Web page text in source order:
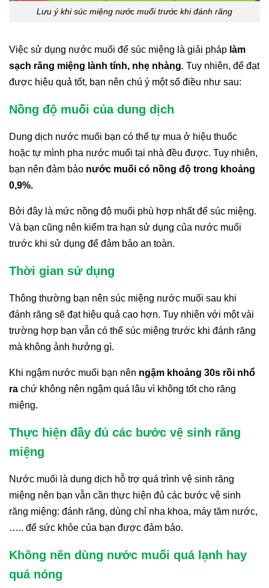
Lưu ý khi súc miệng nước muối trước khi đánh răng
Việc sử dụng nước muối để súc miệng là giải pháp làm
sạch răng miệng lành tính, nhẹ nhàng. Tuy nhiên, để đạt
được hiệu quả tốt, bạn nên chú ý một số điều như sau:
Nồng độ muối của dung dịch
Dung dịch nước muối bạn có thể tự mua ở hiệu thuốc
hoặc tự mình pha nước muối tại nhà đều được. Tuy nhiên,
bạn nên đảm bảo nước muối có nồng độ trong khoảng
0,9%.
Bởi đây là mức nồng độ muối phù hợp nhất để súc miệng.
Và bạn cũng nên kiểm tra hạn sử dụng của nước muối
trước khi sử dụng để đảm bảo an toàn.
Thời gian sử dụng
Thông thường bạn nên súc miệng nước muối sau khi
đánh răng sẽ đạt hiệu quả cao hơn. Tuy nhiên với một vài
trường hợp bạn vẫn có thể súc miệng trước khi đánh răng
mà không ảnh hưởng gì.
Khi ngậm nước muối bạn nên ngậm khoảng 30s rồi nhổ
ra chứ không nên ngậm quá lâu vì không tốt cho răng
miệng.
Thực hiện đầy đủ các bước vệ sinh răng
miệng
Nước muối là dung dịch hỗ trợ quá trình vệ sinh răng
miệng nên bạn vẫn cần thực hiện đủ các bước vệ sinh
răng miệng: đánh răng, dùng chỉ nha khoa, máy tăm nước,
….. để sức khỏe của bạn được đảm bảo.
Không nên dùng nước muối quá lạnh hay
quá nóng